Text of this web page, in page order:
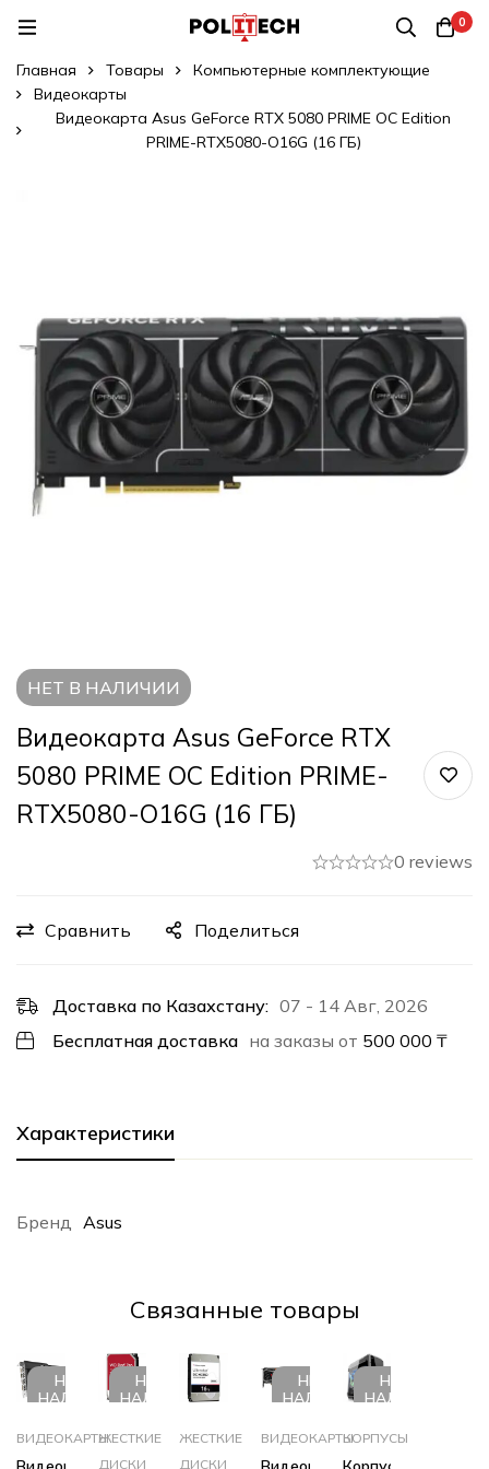
0
Главная Товары
Компьютерные комплектующие
Видеокарты
Видеокарта Asus GeForce RTX 5080 PRIME OC Edition
PRIME-RTX5080-O16G (16 ГБ)
НЕТ В НАЛИЧИИ
Видеокарта Asus GeForce RTX
5080 PRIME OC Edition PRIME-
RTX5080-O16G (16 ГБ)
0 reviews
Сравнить Поделиться
Доставка по Казахстану: 07 - 14 Авг, 2026
Бесплатная доставка на заказы от 500 000 ₸
Характеристики
Бренд Asus
Cвязанные товары
НЕТ В
НАЛИЧИИ
ВИДЕОКАРТЫ
НЕТ В
НАЛИЧИИ
ЖЕСТКИЕ
ДИСКИ
ЖЕСТКИЕ
ДИСКИ
НЕТ В
НАЛИЧИИ
ВИДЕОКАРТЫ
НЕТ В
НАЛИЧИИ
КОРПУСЫ